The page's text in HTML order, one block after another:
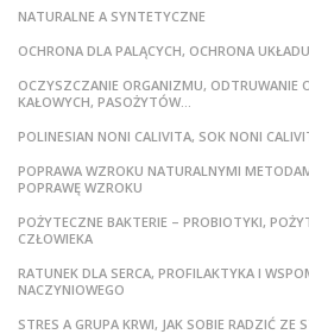
NATURALNE A SYNTETYCZNE
OCHRONA DLA PALĄCYCH, OCHRONA
OCZYSZCZANIE ORGANIZMU, ODTRUWANIE
KAŁOWYCH, PASOŻYTÓW…
POLINESIAN NONI CALIVITA, SOK NONI
POPRAWA WZROKU NATURALNYMI
POPRAWĘ WZROKU
POŻYTECZNE BAKTERIE – PROBIOTYKI,
CZŁOWIEKA
RATUNEK DLA SERCA, PROFILAKTYKA I
NACZYNIOWEGO
STRES A GRUPA KRWI, JAK SOBIE RADZIĆ ZE